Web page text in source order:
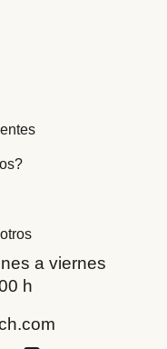
a viernes
h